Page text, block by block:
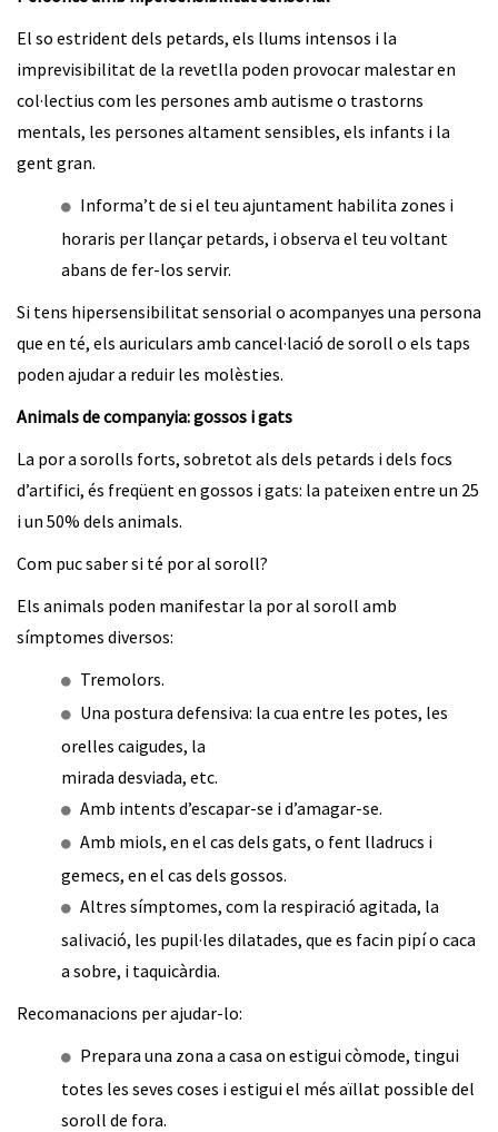
El so estrident dels petards, els llums intensos i la
imprevisibilitat de la revetlla poden provocar malestar en
col·lectius com les persones amb autisme o trastorns
mentals, les persones altament sensibles, els infants i la
gent gran.
Informa’t de si el teu ajuntament habilita zones i
horaris per llançar petards, i observa el teu voltant
abans de fer-los servir.
Si tens hipersensibilitat sensorial o acompanyes una persona
que en té, els auriculars amb cancel·lació de soroll o els taps
poden ajudar a reduir les molèsties.
Animals de companyia: gossos i gats
La por a sorolls forts, sobretot als dels petards i dels focs
d’artifici, és freqüent en gossos i gats: la pateixen entre un 25
i un 50% dels animals.
Com puc saber si té por al soroll?
Els animals poden manifestar la por al soroll amb
símptomes diversos:
Tremolors.
Una postura defensiva: la cua entre les potes, les
orelles caigudes, la
mirada desviada, etc.
Amb intents d’escapar-se i d’amagar-se.
Amb miols, en el cas dels gats, o fent lladrucs i
gemecs, en el cas dels gossos.
Altres símptomes, com la respiració agitada, la
salivació, les pupil·les dilatades, que es facin pipí o caca
a sobre, i taquicàrdia.
Recomanacions per ajudar-lo:
Prepara una zona a casa on estigui còmode, tingui
totes les seves coses i estigui el més aïllat possible del
soroll de fora.